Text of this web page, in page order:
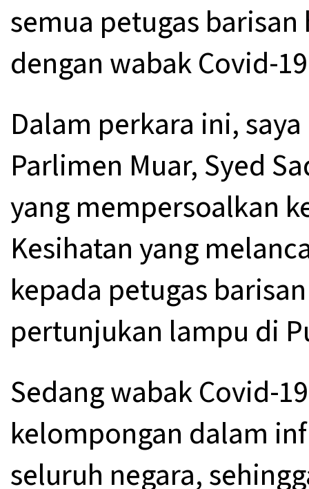
semua petugas
dengan wabak Covid-
Dalam perkara ini,
Parlimen Muar, Syed
yang mempersoalkan
Kesihatan yang
kepada petugas
pertunjukan lampu di
Sedang wabak Covid-
kelompongan dalam
seluruh negara,